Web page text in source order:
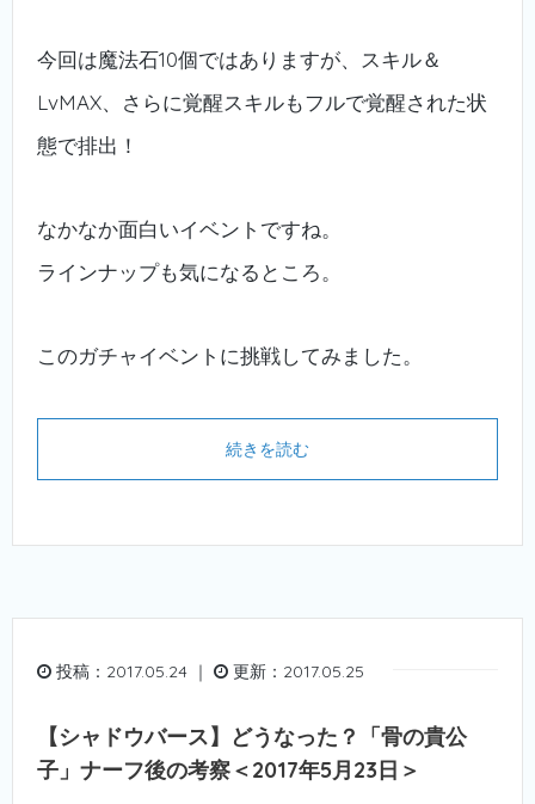
今回は魔法石10個ではありますが、スキル＆
LvMAX、さらに覚醒スキルもフルで覚醒された状
態で排出！
なかなか面白いイベントですね。
ラインナップも気になるところ。
このガチャイベントに挑戦してみました。
続きを読む
投稿：2017.05.24 ｜ 更新：2017.05.25
【シャドウバース】どうなった？「骨の貴公
子」ナーフ後の考察＜2017年5月23日＞